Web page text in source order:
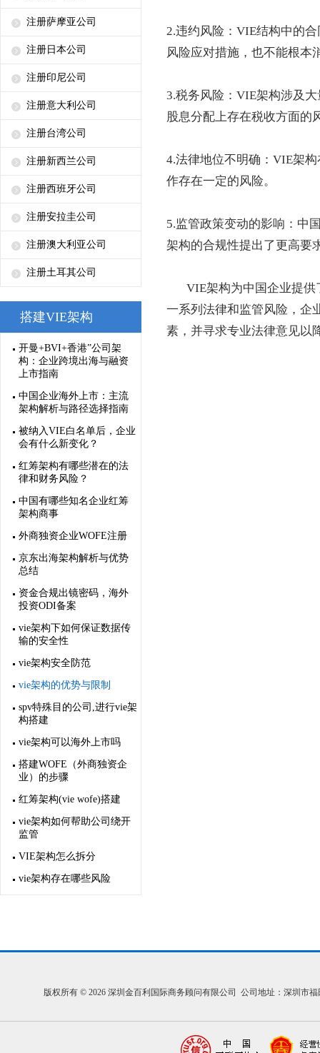
注册萨摩亚公司
注册日本公司
注册印尼公司
注册意大利公司
注册台湾公司
注册新西兰公司
注册西班牙公司
注册安拉圭公司
注册澳大利亚公司
注册土耳其公司
搭建VIE架构
开曼+BVI+香港”公司架
构：企业跨境出海与融资
上市指南
中国企业海外上市：主流
架构解析与路径选择指南
被纳入VIE白名单后，企业
会有什么新变化？
红筹架构有哪些潜在的法
律和财务风险？
中国有哪些知名企业红筹
架构商事
外商独资企业WOFE注册
京东出海架构解析与优势
总结
资金合规出镜密码，海外
投资ODI备案
vie架构下如何保证数据传
输的安全性
vie架构安全防范
vie架构的优势与限制
spv特殊目的公司,进行vie架
构搭建
vie架构可以海外上市吗
搭建WOFE（外商独资企
业）的步骤
红筹架构(vie wofe)搭建
vie架构如何帮助公司绕开
监管
VIE架构怎么拆分
vie架构存在哪些风险
2.违约风险：VIE结构中的
风险应对措施，也不能根本
3.税务风险：VIE架构涉及
股息分配上存在税收方面的
4.法律地位不明确：VIE架
作存在一定的风险。
5.监管政策变动的影响：中
架构的合规性提出了更高要
VIE架构为中国企业提供
一系列法律和监管风险，企
素，并寻求专业法律意见以
版权所有 © 2026 深圳金百利国际商务顾问有限公司 公司地址：深圳市